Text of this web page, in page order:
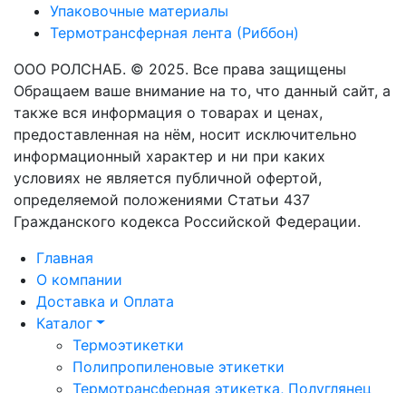
Упаковочные материалы
Термотрансферная лента (Риббон)
ООО РОЛСНАБ. © 2025. Все права защищены
Обращаем ваше внимание на то, что данный сайт, а
также вся информация о товарах и ценах,
предоставленная на нём, носит исключительно
информационный характер и ни при каких
условиях не является публичной офертой,
определяемой положениями Статьи 437
Гражданского кодекса Российской Федерации.
Главная
О компании
Доставка и Оплата
Каталог
Термоэтикетки
Полипропиленовые этикетки
Термотрансферная этикетка, Полуглянец